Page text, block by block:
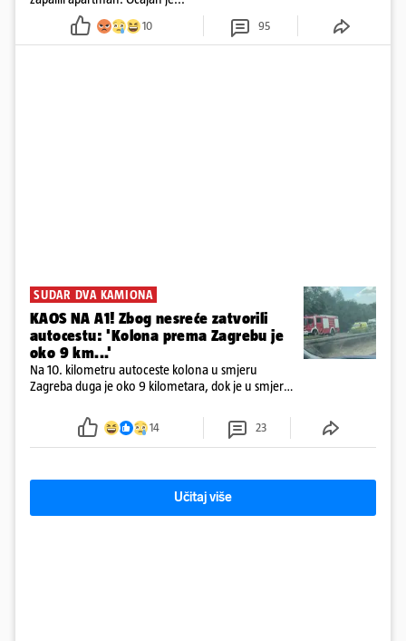
10 95
SUDAR DVA KAMIONA
KAOS NA A1! Zbog nesreće zatvorili
autocestu: 'Kolona prema Zagrebu je
oko 9 km...'
Na 10. kilometru autoceste kolona u smjeru
Zagreba duga je oko 9 kilometara, dok je u smjeru
14 23
Učitaj više